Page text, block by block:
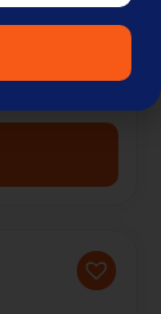
PRINT